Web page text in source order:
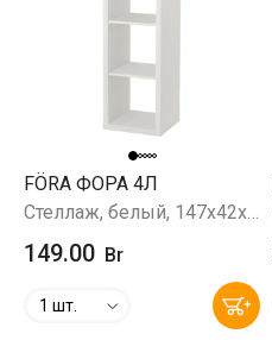
FÖRA ФОРА 4Л
Стеллаж, белый, 147x42х38 см
149.00 Br
1 шт.